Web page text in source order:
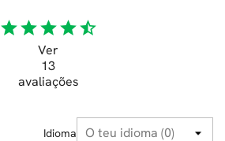
starstarstarstarstar_half
Ver
13
avaliações
Idioma